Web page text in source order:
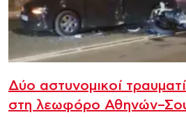
Δύο αστυνομικοί
στη λεωφόρο